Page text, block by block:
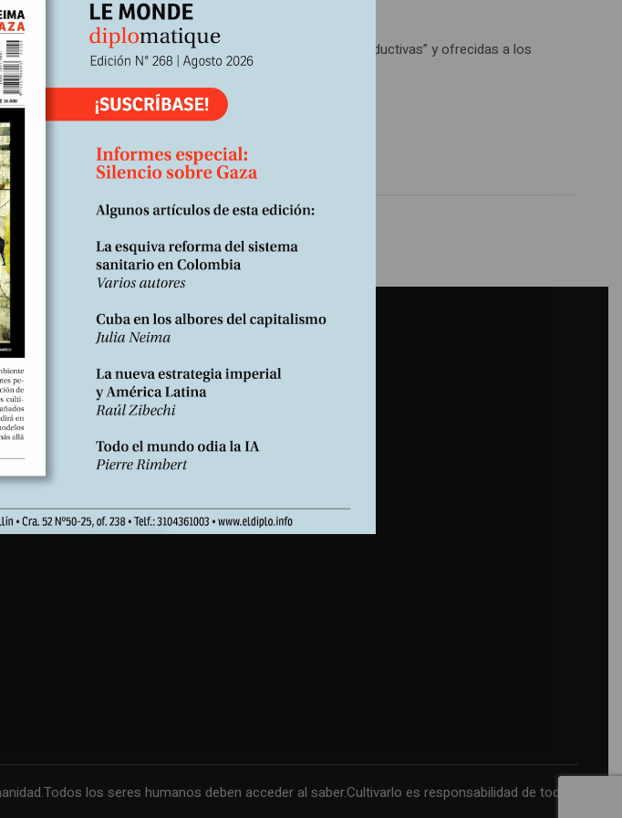
útiles para los agricultores fueron clasificados como “improductivas” y ofrecidas a los
los seres humanos deben acceder al saber.Cultivarlo es responsabilidad de todos.